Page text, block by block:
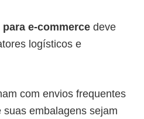
e-commerce deve
logísticos e
com envios frequentes
embalagens sejam